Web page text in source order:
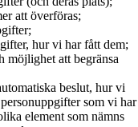
att överföras;
hur vi har fått dem;
möjlighet att begränsa
beslut, hur vi
som vi har
element som nämns